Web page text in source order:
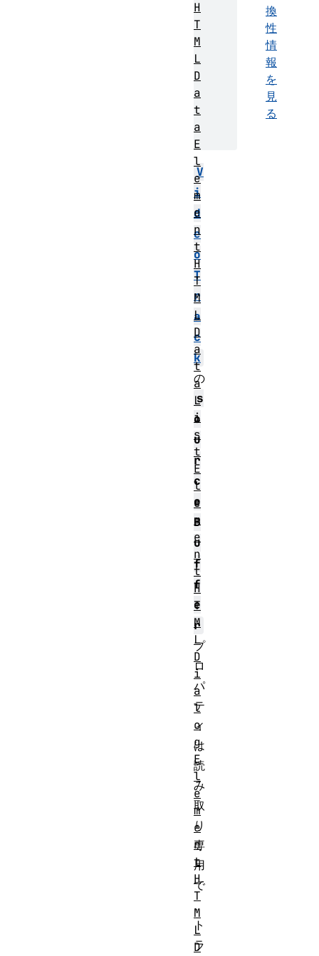
換
性
情
報
を
見
る
V
i
d
e
o
T
r
a
c
k
の
s
o
u
r
c
e
B
u
f
f
e
r
プ
ロ
パ
テ
ィ
は
読
み
取
り
専
用
で
、
ト
ラ
H
T
M
L
D
a
t
a
E
l
e
m
e
n
t
H
T
M
L
D
a
t
a
L
i
s
t
E
l
e
m
e
n
t
H
T
M
L
D
i
a
l
o
g
E
l
e
m
e
n
t
H
T
M
L
D